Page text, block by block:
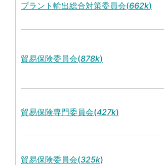
プラント輸出総合対策委員会(662k)
貿易保険委員会(878k)
貿易保険専門委員会(427k)
貿易保険委員会(325k)